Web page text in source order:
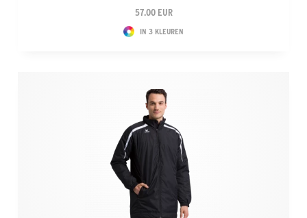
57.00 EUR
IN 3 KLEUREN